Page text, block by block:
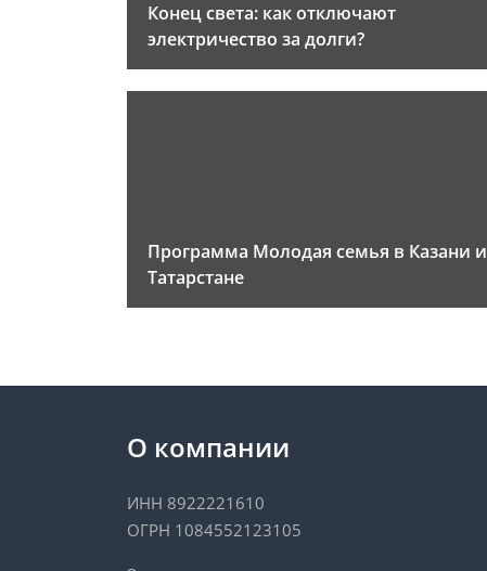
Конец света: как отключают
электричество за долги?
Программа Молодая семья в Казани и
Татарстане
О компании
ИНН 8922221610
ОГРН 1084552123105